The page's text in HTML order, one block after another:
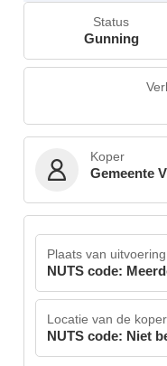
Status
Gunning
Koper
Gemeente
Plaats van uitvoering
NUTS code:
Locatie van de koper
NUTS code: Niet